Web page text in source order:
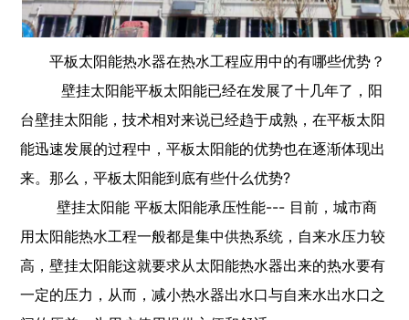
平板太阳能热水器在热水工程应用中的有哪些优势？
壁挂太阳能平板太阳能已经在发展了十几年了，阳
台壁挂太阳能，技术相对来说已经趋于成熟，在平板太阳
能迅速发展的过程中，平板太阳能的优势也在逐渐体现出
来。那么，平板太阳能到底有些什么优势?
壁挂太阳能 平板太阳能承压性能--- 目前，城市商
用太阳能热水工程一般都是集中供热系统，自来水压力较
高，壁挂太阳能这就要求从太阳能热水器出来的热水要有
一定的压力，从而，减小热水器出水口与自来水出水口之